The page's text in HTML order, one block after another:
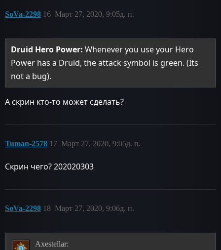
SoVa-2298 Март 27, 2020, 9:05д. п.
16
Druid Hero Power: Whenever you use your Hero
Power has a Druid, the attack symbol is green. (Its
not a bug).
А скрин кто-то может сделать?
Tuman-2578 Март 27, 2020, 9:05д. п.
17
Скрин чего? 202020303
SoVa-2298 Март 27, 2020, 9:06д. п.
18
Axestellar: